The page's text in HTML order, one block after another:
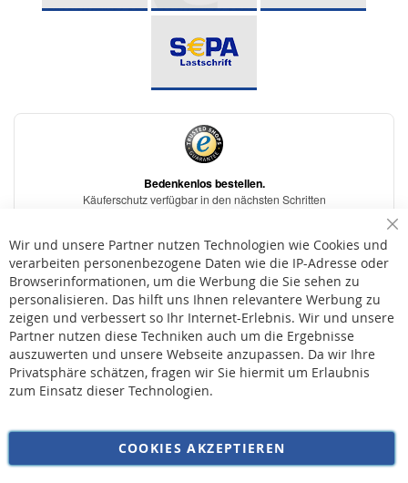
* Bei der Lieferung auf deutsche Inseln wird ein Inselzuschlag von 15,00 € auf die
Versandkosten erhoben.
AGB
Widerruf
Datenschutz
Impressum
Wir und unsere Partner nutzen Technologien wie Cookies und
verarbeiten personenbezogene Daten wie die IP-Adresse oder
Browserinformationen, um die Werbung die Sie sehen zu
personalisieren. Das hilft uns Ihnen relevantere Werbung zu
zeigen und verbessert so Ihr Internet-Erlebnis. Wir und unsere
Partner nutzen diese Techniken auch um die Ergebnisse
auszuwerten und unsere Webseite anzupassen. Da wir Ihre
Privatsphäre schätzen, fragen wir Sie hiermit um Erlaubnis
zum Einsatz dieser Technologien.
COOKIES AKZEPTIEREN